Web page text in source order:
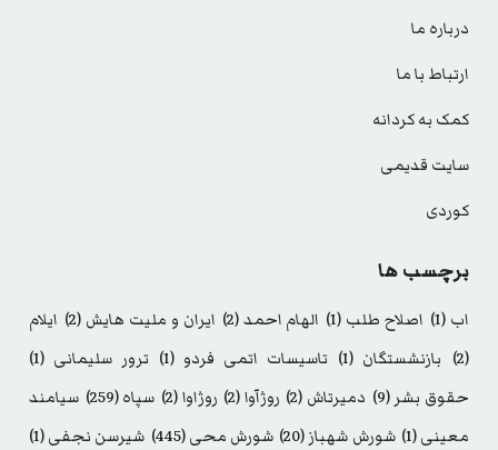
درباره ما
ارتباط با ما
کمک به کردانه
سایت قدیمی
کوردی
برچسب ها
اب (1) اصلاح طلب (1) الهام احمد(2) ایران و ملیت هایش (2)
ایلام
(2)
بازنشستگان (1) تاسیسات اتمی فردو (1) ترور سلیمانی (1)
حقوق بشر (9) دمیرتاش (2) روژآوا(2) روژاوا(2) سپاه(259)
سیامند
معینی(1) شورش شهباز(20) شورش محی(445) شیرسن نجفی(1)